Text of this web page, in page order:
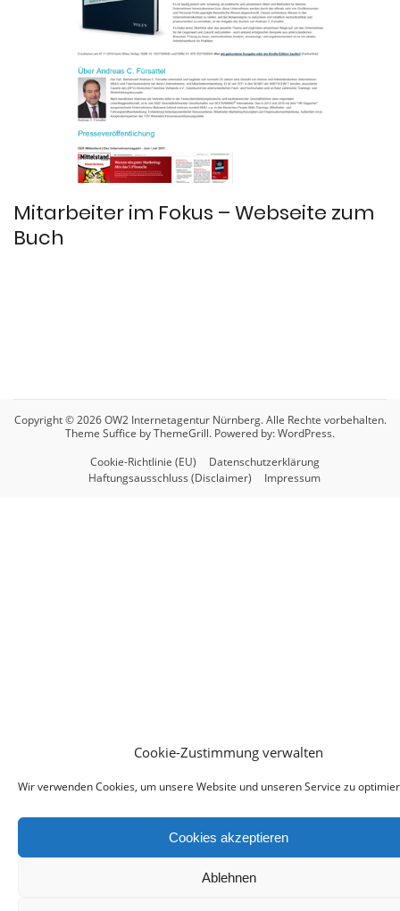
Cookie-Zustimmung verwalten
Wir verwenden Cookies, um unsere Website und unseren Service zu
Cookies akzeptieren
Ablehnen
Mitarbeiter im Fokus – Webseite zum
Buch
Copyright © 2026OW2 Internetagentur Nürnberg. Alle Rechte vorbehalten.
Theme Suffice by ThemeGrill. Powered by:WordPress.
Cookie-Richtlinie (EU)
Datenschutzerklärung
Haftungsausschluss (Disclaimer)
Impressum